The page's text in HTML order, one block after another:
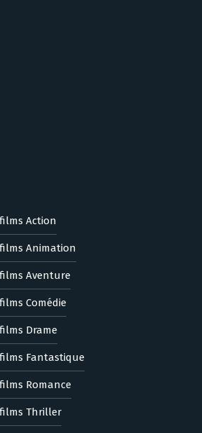
Action
Animation
Aventure
Comédie
Drame
Fantastique
Romance
Thriller